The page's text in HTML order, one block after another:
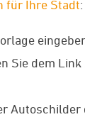
für Ihre Stadt:
Sie dem